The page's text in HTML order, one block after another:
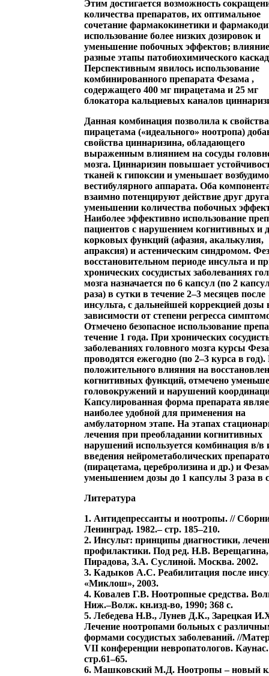
Этим достигается возможность
количества препаратов, их оптимальное
сочетание фармакокинетики и
использование более низких дозировок и
уменьшение побочных эффектов;
разные этапы патобиохимического
Перспективным явилось использование
комбинированного препарата Фезама ,
содержащего 400 мг пирацетама и 25 мг
блокатора кальциевых каналов
Данная комбинация позволила к
пирацетама («идеального» ноотропа)
свойства циннаризина, обладающего
выраженным влиянием на сосуды
мозга. Циннаризин повышает
тканей к гипоксии и уменьшает
вестибулярного аппарата. Оба
взаимно потенцируют действие друг
уменьшении количества побочных
Наиболее эффективно использование
пациентов с нарушением когнитивных и
корковых функций (афазия, акалькулия,
апраксия) и астеническим синдромом.
восстановительном периоде инсульта и
хронических сосудистых заболеваниях
мозга назначается по 6 капсул (по 2
раза) в сутки в течение 2–3 месяцев после
инсульта, с дальнейшей коррекцией дозы
зависимости от степени регресса
Отмечено безопасное использование
течение 1 года. При хронических
заболеваниях головного мозга курсы
проводятся ежегодно (по 2–3 курса в
положительного влияния на
когнитивных функций, отмечено
головокружений и нарушений
Капсулированная форма препарата
наиболее удобной для применения на
амбулаторном этапе. На этапах
лечения при преобладании когнитивных
нарушений используется комбинация в/в
введения нейрометаболических
(пирацетама, церебролизина и др.) и
уменьшением дозы до 1 капсулы 3 раза в
Литература
1. Антидепрессанты и ноотропы. //
Ленинград. 1982.– стр. 185–210.
2. Инсульт: принципы диагностики,
профилактики. Под ред. Н.В.
Пирадова, З.А. Суслиной. Москва. 2002.
3. Кадыков А.С. Реабилитация после
«Миклош», 2003.
4. Ковалев Г.В. Ноотропные средства.
Ниж.–Волж. кн.изд-во, 1990; 368 с.
5. Лебедева Н.В., Лунев Д.К., Зарецкая
Лечение ноотропами больных с
формами сосудистых заболеваний. //
VII конференции невропатологов. Каунас.
стр.61–65.
6. Машковский М.Д. Ноотропы – новый